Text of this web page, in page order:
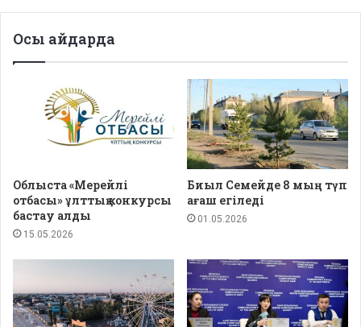
Осы айдарда
Облыста «Мерейлі
отбасы» ұлттық конкурсы
бастау алды
15.05.2026
Биыл Семейде 8 мың түп
ағаш егіледі
01.05.2026